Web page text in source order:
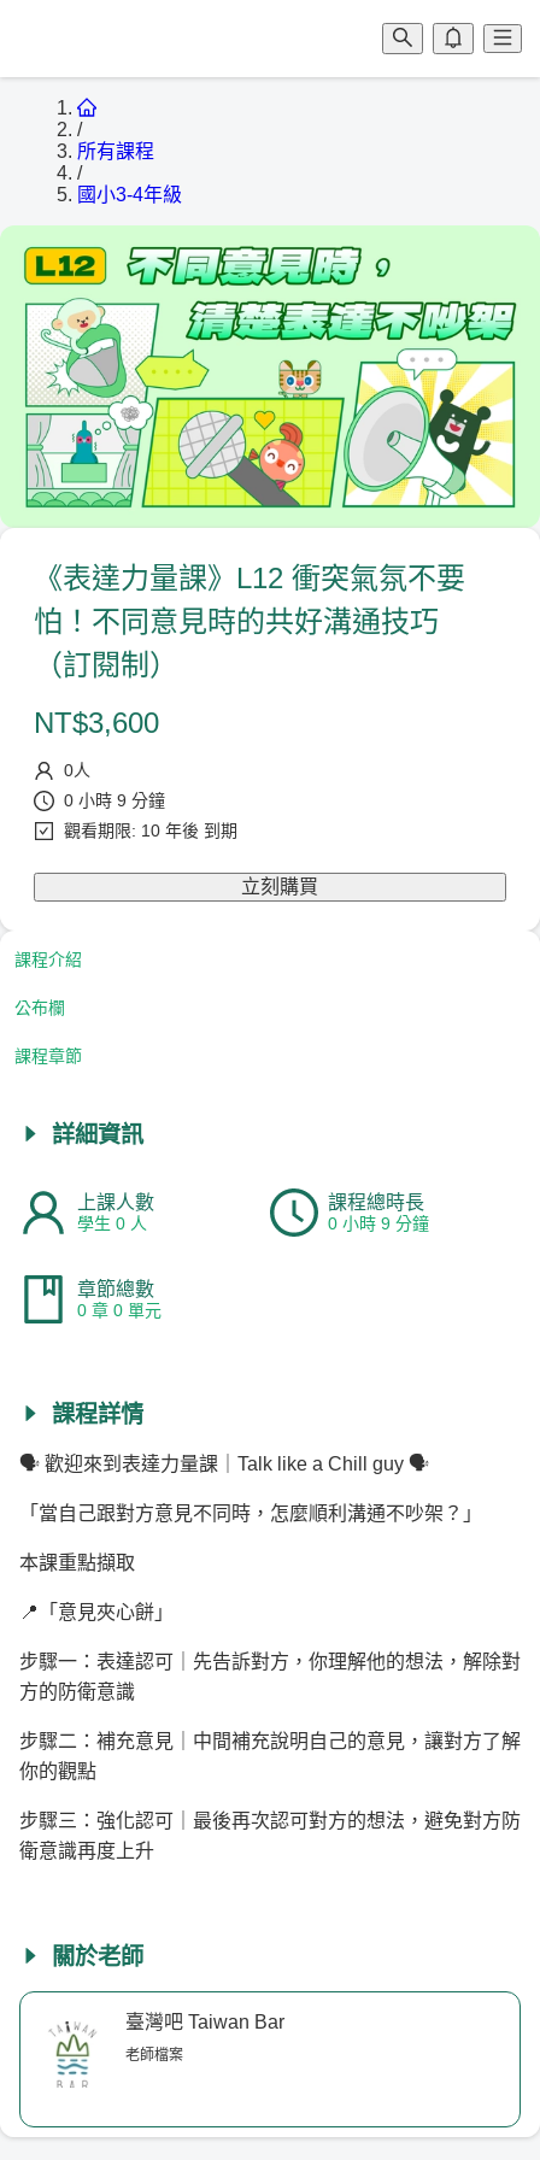
/
所有課程
/
國小3-4年級
課程介紹
公布欄
課程章節
詳細資訊
上課人數
學生 0 人
課程總時長
0 小時 9 分鐘
章節總數
0 章 0 單元
課程詳情
🗣 歡迎來到表達力量課｜Talk like a Chill guy 🗣
「當自己跟對方意見不同時，怎麼順利溝通不吵架？」
本課重點擷取
📍「意見夾心餅」
步驟一：表達認可｜先告訴對方，你理解他的想法，解除對
方的防衛意識
步驟二：補充意見｜中間補充說明自己的意見，讓對方了解
你的觀點
步驟三：強化認可｜最後再次認可對方的想法，避免對方防
衛意識再度上升
關於老師
臺灣吧 Taiwan Bar
老師檔案
《表達力量課》L12 衝突氣氛不要
怕！不同意見時的共好溝通技巧
（訂閱制）
NT$3,600
0人
0 小時 9 分鐘
觀看期限: 10 年後 到期
立刻購買